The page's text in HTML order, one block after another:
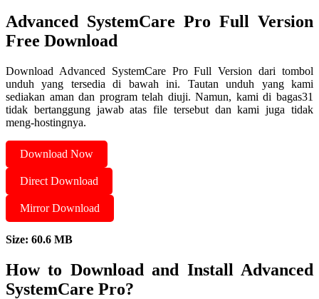
Advanced SystemCare Pro Full Version
Free Download
Download Advanced SystemCare Pro Full Version dari tombol
unduh yang tersedia di bawah ini. Tautan unduh yang kami
sediakan aman dan program telah diuji. Namun, kami di bagas31
tidak bertanggung jawab atas file tersebut dan kami juga tidak
meng-hostingnya.
Download Now
Direct Download
Mirror Download
Size: 60.6 MB
How to Download and Install Advanced
SystemCare Pro?